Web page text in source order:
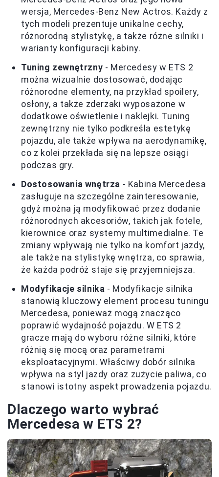
wersja, Mercedes-Benz New Actros. Każdy z
tych modeli prezentuje unikalne cechy,
różnorodną stylistykę, a także różne silniki i
warianty konfiguracji kabiny.
Tuning zewnętrzny - Mercedesy w ETS 2
można wizualnie dostosować, dodając
różnorodne elementy, na przykład spoilery,
osłony, a także zderzaki wyposażone w
dodatkowe oświetlenie i naklejki. Tuning
zewnętrzny nie tylko podkreśla estetykę
pojazdu, ale także wpływa na aerodynamikę,
co z kolei przekłada się na lepsze osiągi
podczas gry.
Dostosowania wnętrza - Kabina Mercedesa
zasługuje na szczególne zainteresowanie,
gdyż można ją modyfikować przez dodanie
różnorodnych akcesoriów, takich jak fotele,
kierownice oraz systemy multimedialne. Te
zmiany wpływają nie tylko na komfort jazdy,
ale także na stylistykę wnętrza, co sprawia,
że każda podróż staje się przyjemniejsza.
Modyfikacje silnika - Modyfikacje silnika
stanowią kluczowy element procesu tuningu
Mercedesa, ponieważ mogą znacząco
poprawić wydajność pojazdu. W ETS 2
gracze mają do wyboru różne silniki, które
różnią się mocą oraz parametrami
eksploatacyjnymi. Właściwy dobór silnika
wpływa na styl jazdy oraz zużycie paliwa, co
stanowi istotny aspekt prowadzenia pojazdu.
Dlaczego warto wybrać
Mercedesa w ETS 2?